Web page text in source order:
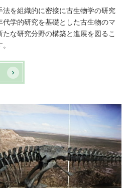
を組織的に密接に古生物学の研究
学的研究を基礎とした古生物のマ
な研究分野の構築と進展を図るこ